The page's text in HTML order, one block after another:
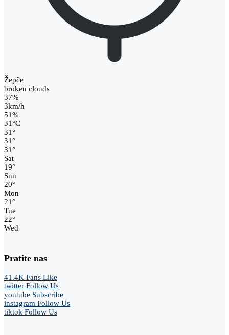
Žepče
broken clouds
37%
3km/h
51%
31°C
31°
31°
31°
Sat
19°
Sun
20°
Mon
21°
Tue
22°
Wed
Pratite nas
41.4K Fans Like
twitter Follow Us
youtube Subscribe
instagram Follow Us
tiktok Follow Us